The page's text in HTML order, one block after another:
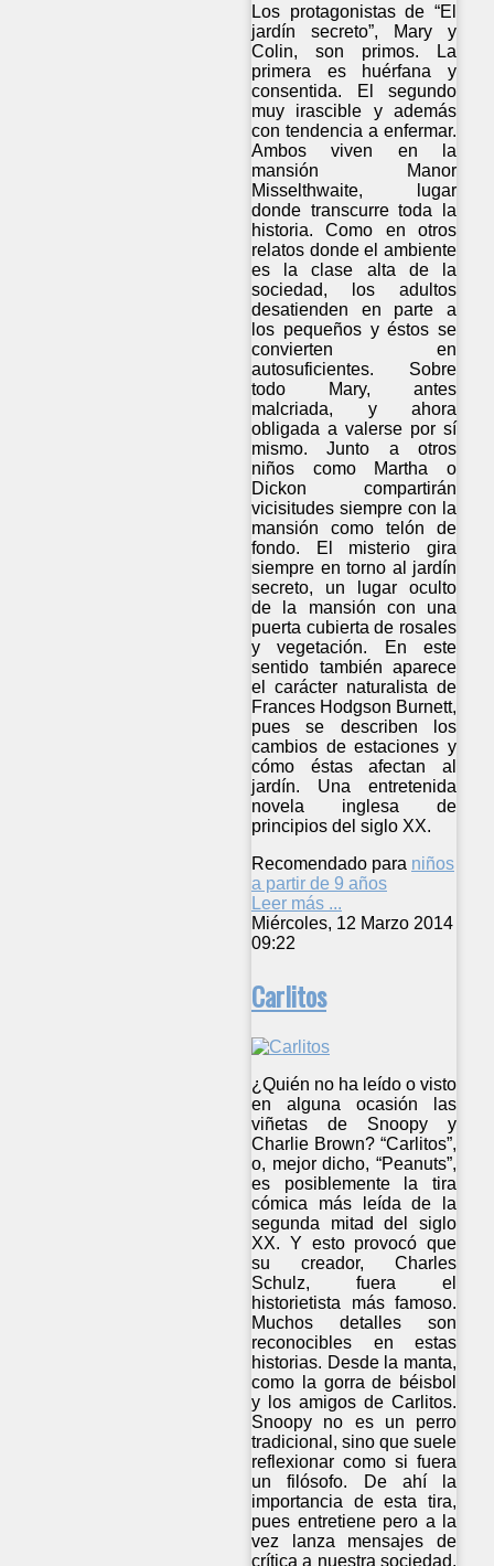
Los protagonistas de “El
jardín secreto”, Mary y
Colin, son primos. La
primera es huérfana y
consentida. El segundo
muy irascible y además
con tendencia a enfermar.
Ambos viven en la
mansión Manor
Misselthwaite, lugar
donde transcurre toda la
historia. Como en otros
relatos donde el ambiente
es la clase alta de la
sociedad, los adultos
desatienden en parte a
los pequeños y éstos se
convierten en
autosuficientes. Sobre
todo Mary, antes
malcriada, y ahora
obligada a valerse por sí
mismo. Junto a otros
niños como Martha o
Dickon compartirán
vicisitudes siempre con la
mansión como telón de
fondo. El misterio gira
siempre en torno al jardín
secreto, un lugar oculto
de la mansión con una
puerta cubierta de rosales
y vegetación. En este
sentido también aparece
el carácter naturalista de
Frances Hodgson Burnett,
pues se describen los
cambios de estaciones y
cómo éstas afectan al
jardín. Una entretenida
novela inglesa de
principios del siglo XX.
Recomendado para niños
a partir de 9 años
Leer más ...
Miércoles, 12 Marzo 2014
09:22
Carlitos
¿Quién no ha leído o visto
en alguna ocasión las
viñetas de Snoopy y
Charlie Brown? “Carlitos”,
o, mejor dicho, “Peanuts”,
es posiblemente la tira
cómica más leída de la
segunda mitad del siglo
XX. Y esto provocó que
su creador, Charles
Schulz, fuera el
historietista más famoso.
Muchos detalles son
reconocibles en estas
historias. Desde la manta,
como la gorra de béisbol
y los amigos de Carlitos.
Snoopy no es un perro
tradicional, sino que suele
reflexionar como si fuera
un filósofo. De ahí la
importancia de esta tira,
pues entretiene pero a la
vez lanza mensajes de
crítica a nuestra sociedad.